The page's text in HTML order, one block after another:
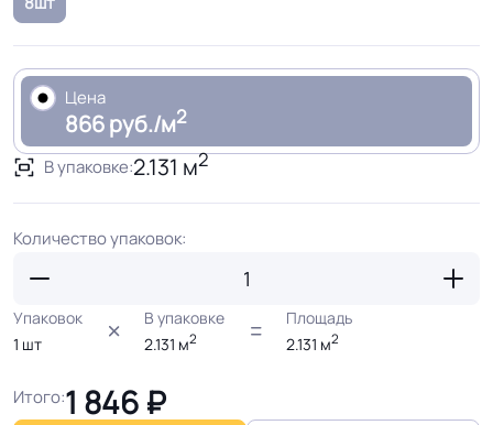
Цена
866 руб./м2
В упаковке:2.131 м2
Количество упаковок:
Упаковок
1 шт
В упаковке
2.131 м2
Площадь
2.131 м2
Итого:1 846 ₽